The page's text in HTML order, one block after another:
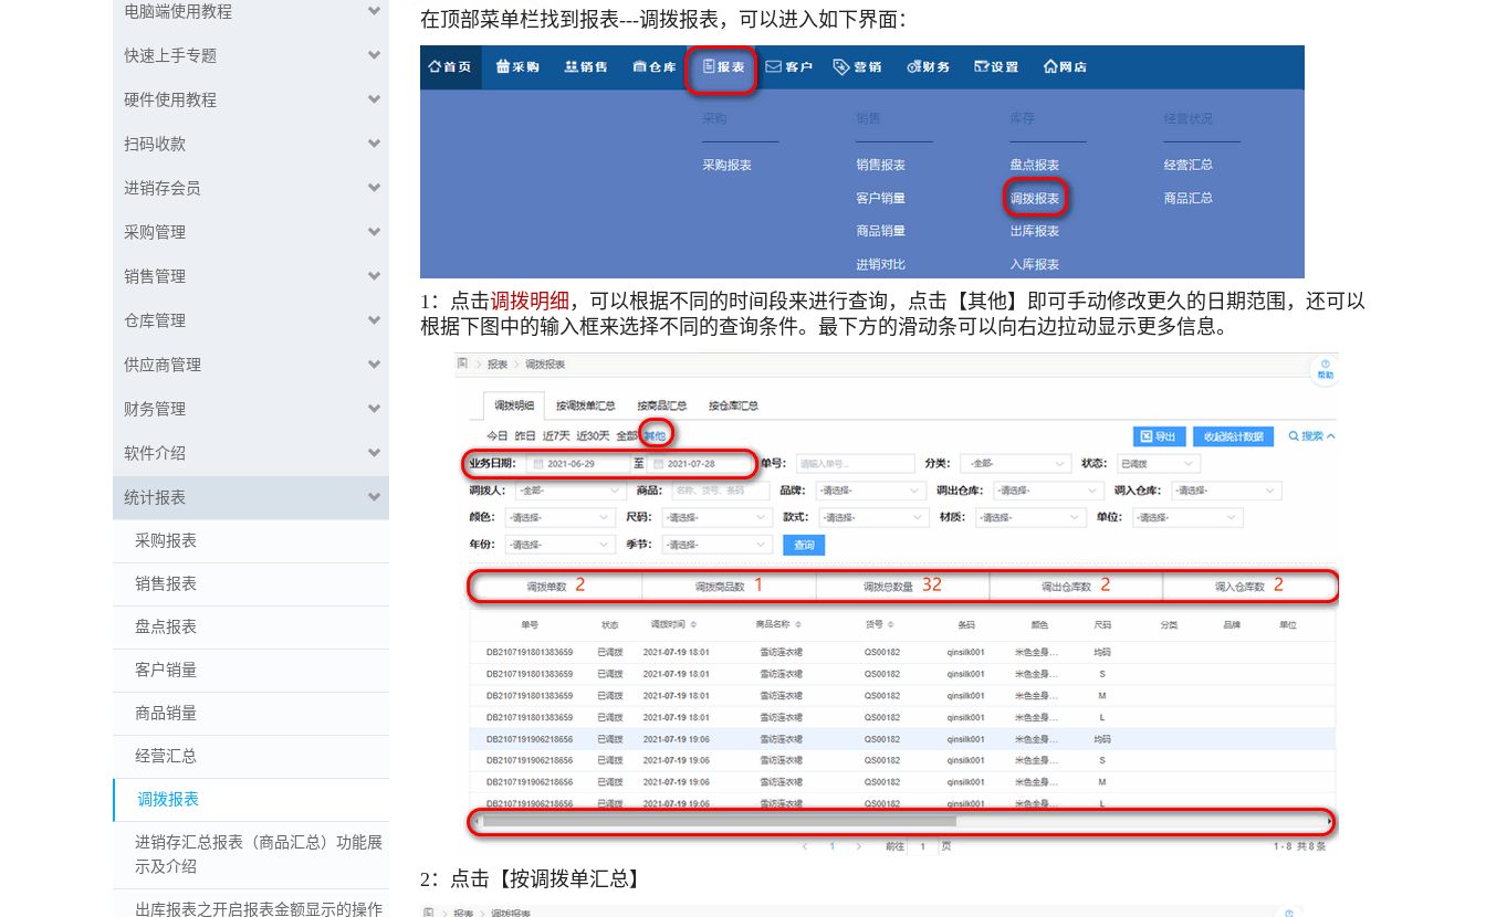
电脑端使用教程
快速上手专题
硬件使用教程
扫码收款
进销存会员
采购管理
销售管理
仓库管理
供应商管理
财务管理
软件介绍
统计报表
采购报表
销售报表
盘点报表
客户销量
商品销量
经营汇总
调拨报表
进销存汇总报表（商品汇总）功能展
示及介绍
出库报表之开启报表金额显示的操作
在顶部菜单栏找到报表---调拨报表，可以进入如下界面：
1：点击调拨明细 ，可以根据不同的时间段来进行查询，点击【其他】即可手动修改更久的日期范围，还可以
根据下图中的输入框来选择不同的查询条件。最下方的滑动条可以向右边拉动显示更多信息。
2：点击【按调拨单汇总】